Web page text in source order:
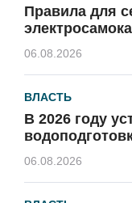
Правила для
06.08.2026
ВЛАСТЬ
В 2026 году
06.08.2026